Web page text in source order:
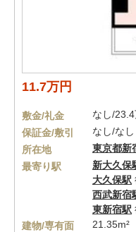
11.7万円
敷金/礼金
なし/23.4
保証金/敷引
なし/なし
所在地
東京都新
最寄り駅
新大久保
大久保駅
西武新宿
東新宿駅
建物/専有面
21.35m²